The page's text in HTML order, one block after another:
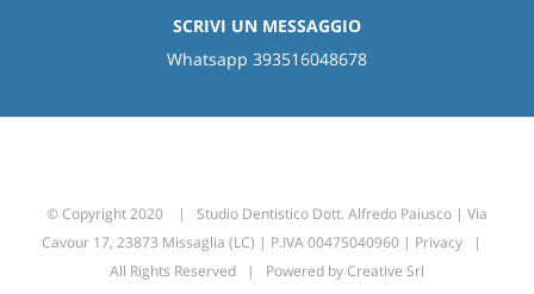
SCRIVI UN MESSAGGIO
Whatsapp 393516048678
© Copyright 2020 | Studio Dentistico Dott. Alfredo Paiusco | Via
Cavour 17, 23873 Missaglia (LC) | P.IVA 00475040960 | Privacy |
All Rights Reserved | Powered byCreative Srl